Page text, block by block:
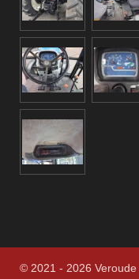
© 2021 - 2026